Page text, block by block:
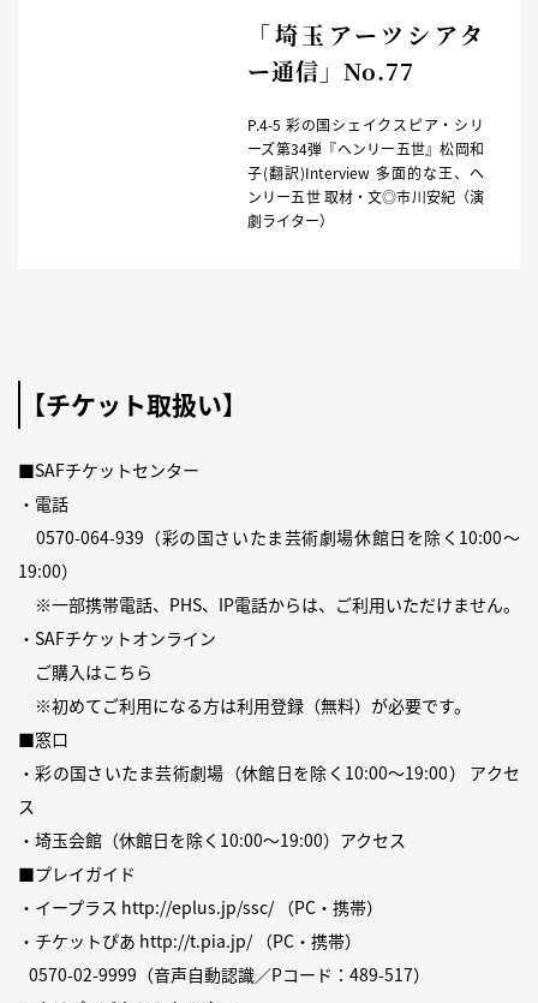
「埼玉アーツシアタ
ー通信」No.77
P.4-5 彩の国シェイクスピア・シリ
ーズ第34弾『ヘンリー五世』松岡和
子(翻訳)Interview 多面的な王、ヘ
ンリー五世 取材・文◎市川安紀（演
劇ライター）
【チケット取扱い】
■SAFチケットセンター
・電話
0570-064-939 （彩の国さいたま芸術劇場休館日を除く10:00〜
19:00）
※一部携帯電話、PHS、IP電話からは、ご利用いただけません。
・SAFチケットオンライン
ご購入はこちら
※初めてご利用になる方は利用登録（無料） が必要です。
■窓口
・彩の国さいたま芸術劇場（休館日を除く10:00〜19:00） アクセ
ス
・埼玉会館（休館日を除く10:00〜19:00） アクセス
■プレイガイド
・イープラス http://eplus.jp/ssc/（PC・携帯）
・チケットぴあ http://t.pia.jp/（PC・携帯）
0570-02-9999 （音声自動認識／Pコード：489-517）